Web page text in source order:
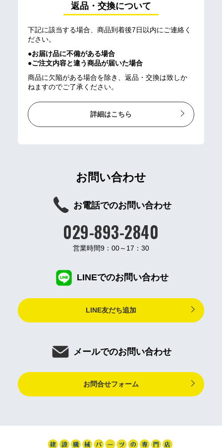
返品・交換について
下記に該当する場合、商品到着後7日以内にご連絡く
ださい。
●お届け品に不備がある場合
●ご注文内容と違う商品が届いた場合
商品に欠陥がある場合を除き、返品・交換は致しか
ねますのでご了承ください。
詳細はこちら
お問い合わせ
お電話でのお問い合わせ
029-893-2840
営業時間9：00～17：30
LINEでのお問い合わせ
LINE友だち追加
メールでのお問い合わせ
お問合せフォーム